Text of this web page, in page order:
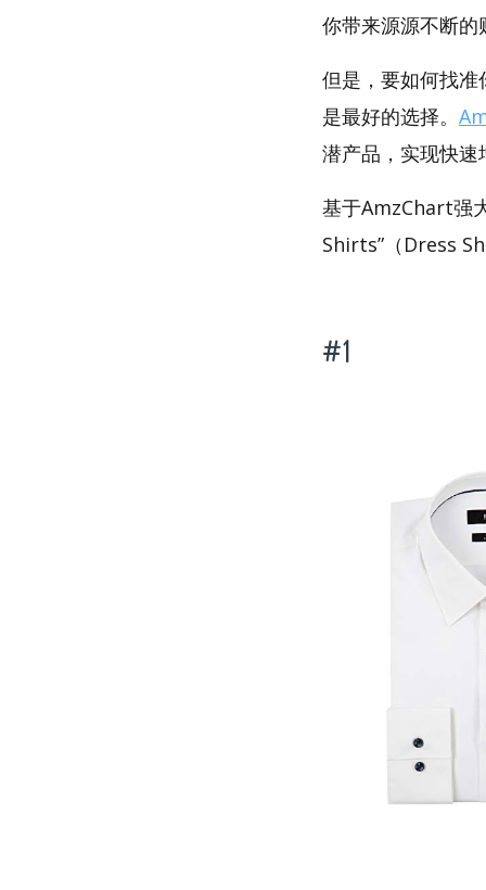
你带来源源不断的
但是，要如何找
是最好的选择。
潜产品，实现快速
基于AmzChart强
Shirts”（Dress
#1